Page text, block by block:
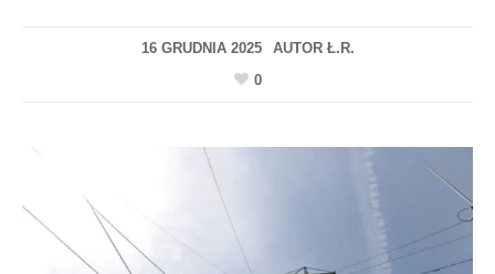
16 GRUDNIA 2025 AUTOR Ł.R.
0